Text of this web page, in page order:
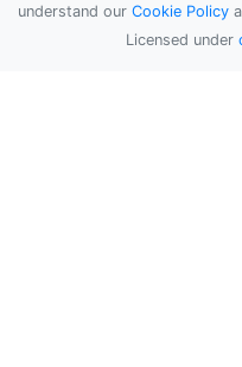
understand our Cookie Policy
Licensed under